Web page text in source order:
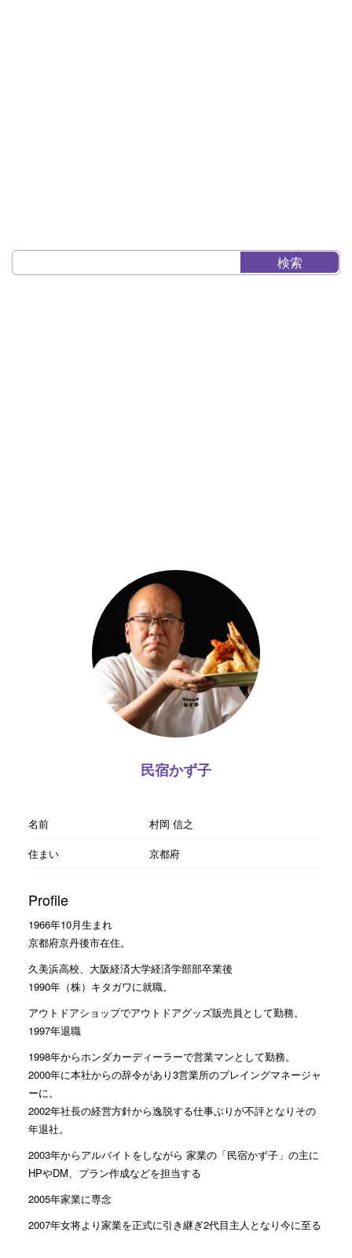
民宿かず子
名前
村岡 信之
住まい
京都府
Profile
1966年10月生まれ
京都府京丹後市在住。
久美浜高校、大阪経済大学経済学部部卒業後
1990年（株）キタガワに就職。
アウトドアショップでアウトドアグッズ販売員として勤務。
1997年退職
1998年からホンダカーディーラーで営業マンとして勤務。
2000年に本社からの辞令があり3営業所のプレイングマネージャ
ーに。
2002年社長の経営方針から逸脱する仕事ぶりが不評となりその
年退社。
2003年からアルバイトをしながら 家業の「民宿かず子」の主に
HPやDM、プラン作成などを担当する
2005年家業に専念
2007年女将より家業を正式に引き継ぎ2代目主人となり今に至る